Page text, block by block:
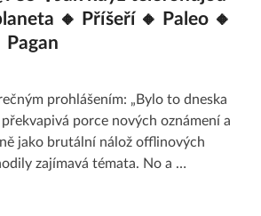
🔸 Příšeří 🔸 Paleo 🔸
Pagan
prohlášením: „Bylo to dneska
překvapivá porce nových oznámení a
jako brutální nálož offlinových
zajímavá témata. No a …